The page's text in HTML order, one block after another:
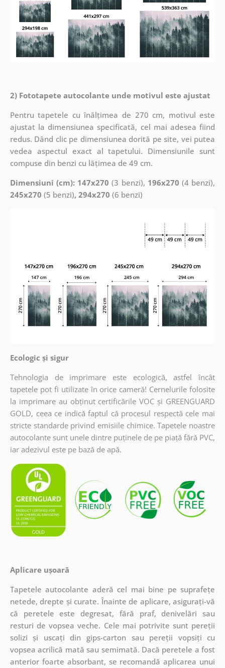
2) Fototapete autocolante unde motivul este ajustat
Pentru tapetele cu înălțimea de 270 cm, motivul este
ajustat la dimensiunea specificată, cel mai adesea fiind
redus. Dând clic pe dimensiunea dorită pe site, vei putea
vedea aspectul exact al tapetului. Dimensiunile sunt
compuse din benzi cu lățimea de 49 cm.
Dimensiuni (cm): 147x270 (3 benzi), 196x270 (4 benzi),
245x270 (5 benzi), 294x270 (6 benzi)
Ecologic și sigur
Tehnologia de imprimare este ecologică, astfel încât
tapetele pot fi utilizate în orice cameră! Cernelurile folosite
la imprimare au obținut certificările VOC și GREENGUARD
GOLD, ceea ce indică faptul că procesul respectă cele mai
stricte standarde privind emisiile chimice. Tapetele noastre
autocolante sunt unele dintre puținele de pe piață fără PVC,
iar adezivul este pe bază de apă.
Aplicare ușoară
Tapetele autocolante aderă cel mai bine pe suprafețe
netede, drepte și curate. Înainte de aplicare, asigurați-vă
că peretele este degresat, fără praf, denivelări sau
resturi de vopsea veche. Cele mai potrivite sunt pereții
solizi și uscați din gips-carton sau pereții vopsiți cu
vopsea acrilică mată sau semimată. Dacă peretele a fost
anterior foarte absorbant, se recomandă aplicarea unui